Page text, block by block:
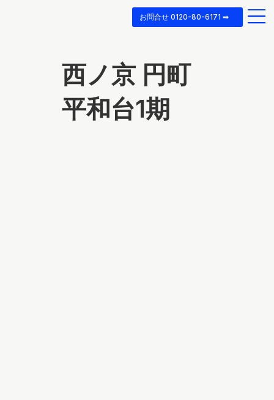
お問合せ 0120-80-6171 ➡
西ノ京 円町
平和台1期